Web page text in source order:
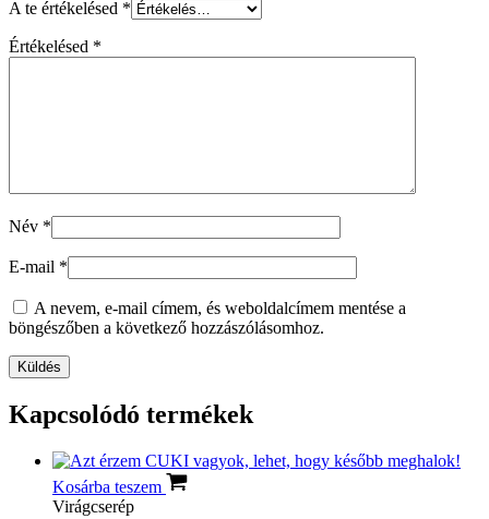
A te értékelésed *
Értékelésed *
Név *
E-mail *
A nevem, e-mail címem, és weboldalcímem mentése a
böngészőben a következő hozzászólásomhoz.
Kapcsolódó termékek
Kosárba teszem
Virágcserép